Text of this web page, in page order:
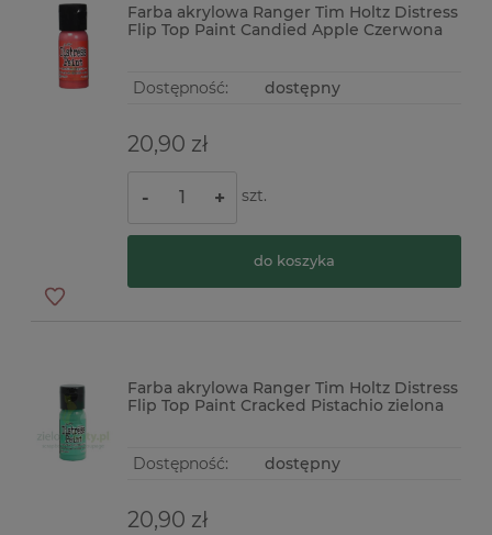
Farba akrylowa Ranger Tim Holtz Distress
Flip Top Paint Candied Apple Czerwona
Dostępność: dostępny
20,90 zł
- + szt.
do koszyka
Farba akrylowa Ranger Tim Holtz Distress
Flip Top Paint Cracked Pistachio zielona
Dostępność: dostępny
20,90 zł